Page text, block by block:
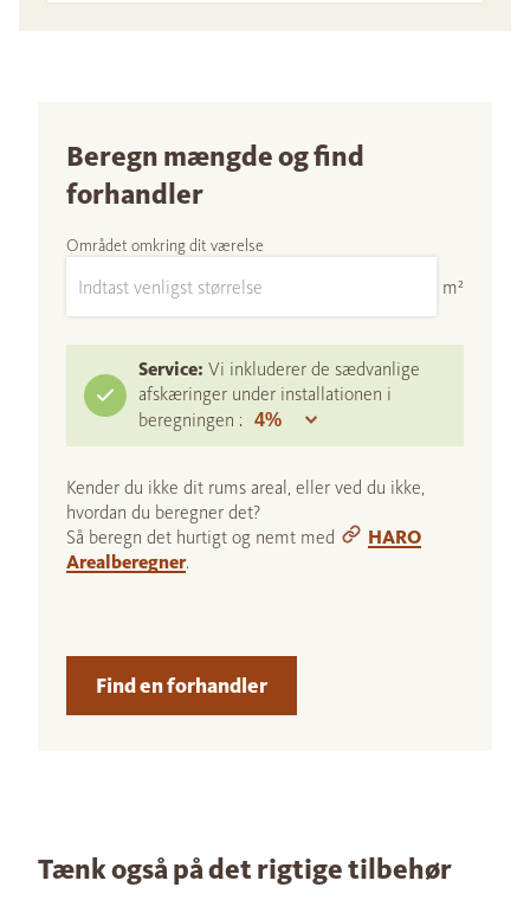
Beregn mængde og find
forhandler
Området omkring dit værelse
m²
Service: Vi inkluderer de sædvanlige
afskæringer under installationen i
beregningen :
Kender du ikke dit rums areal, eller ved du ikke,
hvordan du beregner det?
Så beregn det hurtigt og nemt med
HARO
Arealberegner.
Find en forhandler
Tænk også på det rigtige tilbehør